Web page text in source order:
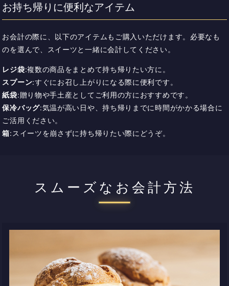
お持ち帰りに便利なアイテム
お会計の際に、以下のアイテムもご購入いただけます。必要なも
のを選んで、スイーツと一緒に会計してください。
レジ袋:複数の商品をまとめて持ち帰りたい方に。
スプーン:すぐにお召し上がりになる際に便利です。
紙袋:贈り物や手土産としてご利用の方におすすめです。
保冷バッグ:気温が高い日や、持ち帰りまでに時間がかかる場合に
ご活用ください。
箱:スイーツを崩さずに持ち帰りたい際にどうぞ。
スムーズなお会計方法